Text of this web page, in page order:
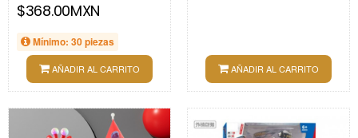
$368.00MXN
Mínimo: 30 piezas
AÑADIR AL CARRITO AÑADIR AL CARRITO